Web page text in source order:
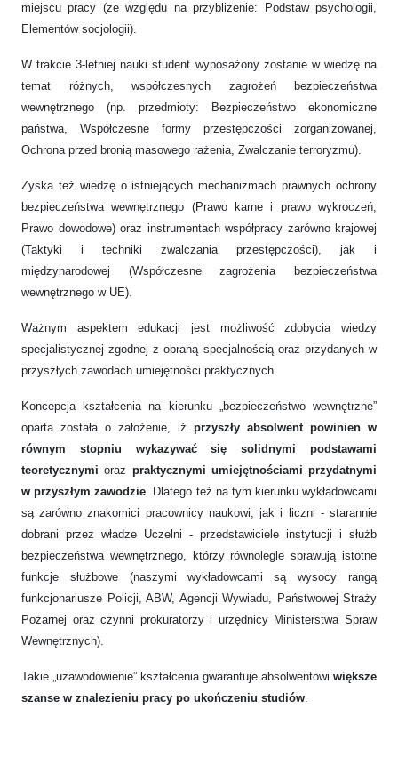
miejscu pracy (ze względu na przybliżenie: Podstaw psychologii,
Elementów socjologii).
W trakcie 3-letniej nauki student wyposażony zostanie w wiedzę na
temat różnych, współczesnych zagrożeń bezpieczeństwa
wewnętrznego (np. przedmioty: Bezpieczeństwo ekonomiczne
państwa, Współczesne formy przestępczości zorganizowanej,
Ochrona przed bronią masowego rażenia, Zwalczanie terroryzmu).
Zyska też wiedzę o istniejących mechanizmach prawnych ochrony
bezpieczeństwa wewnętrznego (Prawo karne i prawo wykroczeń,
Prawo dowodowe) oraz instrumentach współpracy zarówno krajowej
(Taktyki i techniki zwalczania przestępczości), jak i
międzynarodowej (Współczesne zagrożenia bezpieczeństwa
wewnętrznego w UE).
Ważnym aspektem edukacji jest możliwość zdobycia wiedzy
specjalistycznej zgodnej z obraną specjalnością oraz przydanych w
przyszłych zawodach umiejętności praktycznych.
Koncepcja kształcenia na kierunku „bezpieczeństwo wewnętrzne”
oparta została o założenie, iż przyszły absolwent powinien w
równym stopniu wykazywać się solidnymi podstawami
teoretycznymi oraz praktycznymi umiejętnościami przydatnymi
w przyszłym zawodzie. Dlatego też na tym kierunku wykładowcami
są zarówno znakomici pracownicy naukowi, jak i liczni - starannie
dobrani przez władze Uczelni - przedstawiciele instytucji i służb
bezpieczeństwa wewnętrznego, którzy równolegle sprawują istotne
funkcje służbowe (naszymi wykładowcami są wysocy rangą
funkcjonariusze Policji, ABW, Agencji Wywiadu, Państwowej Straży
Pożarnej oraz czynni prokuratorzy i urzędnicy Ministerstwa Spraw
Wewnętrznych).
Takie „uzawodowienie” kształcenia gwarantuje absolwentowi większe
szanse w znalezieniu pracy po ukończeniu studiów.